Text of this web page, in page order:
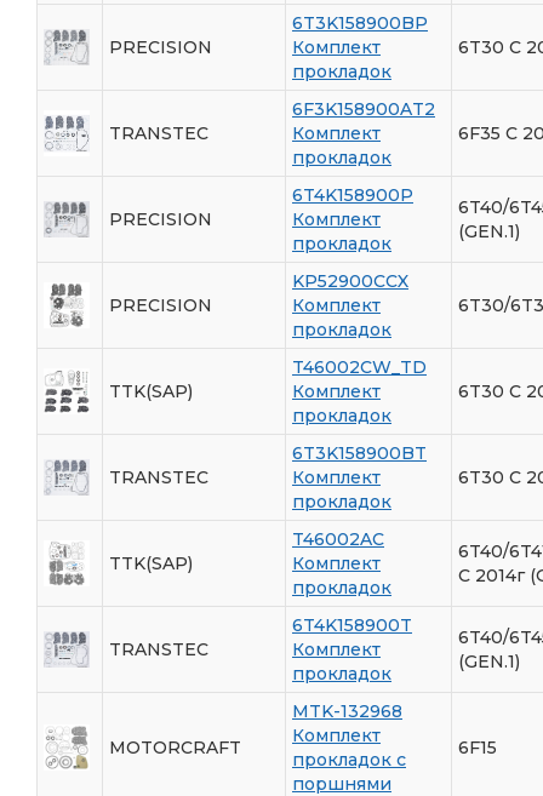
PRECISION
6T3K158900BP
Комплект
прокладок
6T30 С
TRANSTEC
6F3K158900AT2
Комплект
прокладок
6F35 С
PRECISION
6T4K158900P
Комплект
прокладок
6T40/
(GEN.1)
PRECISION
KP52900CCX
Комплект
прокладок
6T30/
TTK(SAP)
T46002CW_TD
Комплект
прокладок
6T30 С
TRANSTEC
6T3K158900BT
Комплект
прокладок
6T30 С
TTK(SAP)
T46002AC
Комплект
прокладок
6T40/
C 2014г
TRANSTEC
6T4K158900T
Комплект
прокладок
6T40/
(GEN.1)
MOTORCRAFT
MTK-132968
Комплект
прокладок с
поршнями
6F15